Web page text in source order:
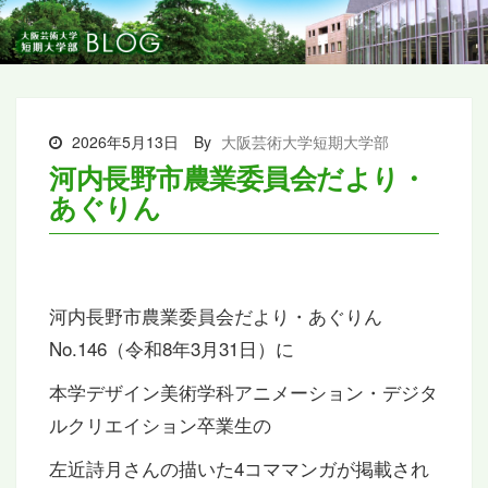
2026年5月13日 By 大阪芸術大学短期大学部
河内長野市農業委員会だより・
あぐりん
河内長野市農業委員会だより・あぐりん
No.146（令和8年3月31日）に
本学デザイン美術学科アニメーション・デジタ
ルクリエイション卒業生の
左近詩月さんの描いた4コママンガが掲載され